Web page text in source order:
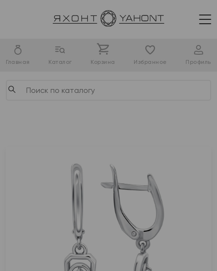
Главная Каталог Корзина Избранное Профиль